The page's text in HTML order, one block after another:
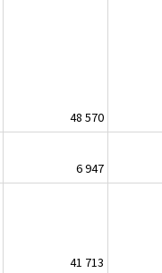
48 570
6 947
41 713